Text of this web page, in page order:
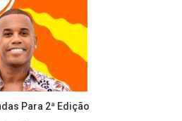
Para 2ª Edição